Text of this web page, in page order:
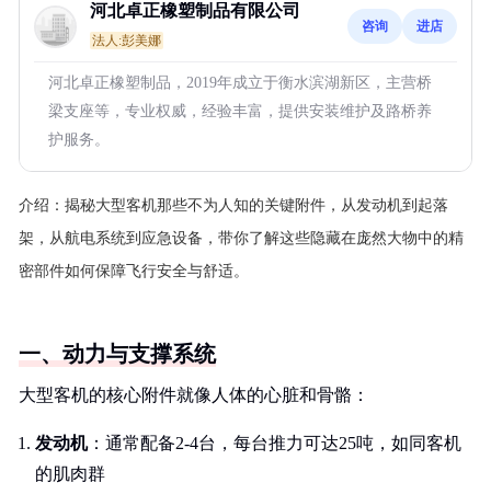
河北卓正橡塑制品有限公司
法人:彭美娜
咨询 进店
河北卓正橡塑制品，2019年成立于衡水滨湖新区，主营桥
梁支座等，专业权威，经验丰富，提供安装维护及路桥养
护服务。
介绍： 揭秘大型客机那些不为人知的关键附件，从发动机到起落
架，从航电系统到应急设备，带你了解这些隐藏在庞然大物中的精
密部件如何保障飞行安全与舒适。
一、动力与支撑系统
大型客机的核心附件就像人体的心脏和骨骼：
发动机：通常配备2-4台，每台推力可达25吨，如同客机
的肌肉群